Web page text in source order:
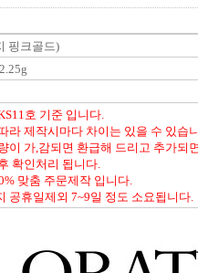
핑크골드)
호 기준 입니다.
라 제작시마다 차이는 있을 수 있습
이 가,감되면 환급해 드리고 추가되
확인처리 됩니다.
맞춤 주문제작 입니다.
공휴일제외 7~9일 정도 소요됩니다.